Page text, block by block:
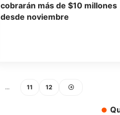
cobrarán más de $10 millones
desde noviembre
… 11 12